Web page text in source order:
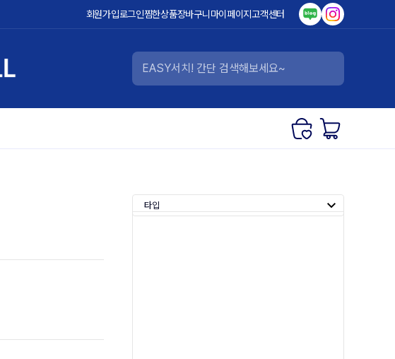
회원가입로그인찜한상품장바구니 마이페이지고객센터
타입